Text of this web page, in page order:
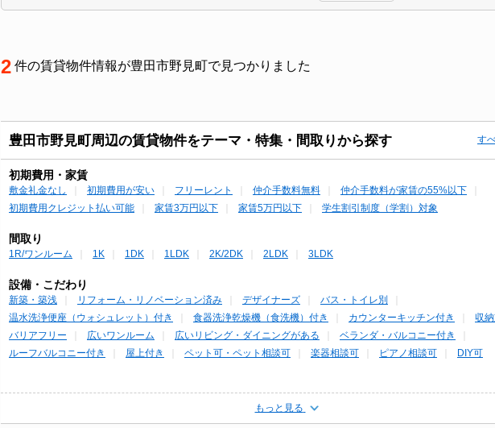
2 件の賃貸物件情報が豊田市野見町で見つかりました
豊田市野見町周辺の賃貸物件をテーマ・特集・間取りから探す す
初期費用・家賃
敷金礼金なし 初期費用が安い フリーレント 仲介手数料無料
仲介手数料が家賃の55%以下
初期費用クレジット払い可能
家賃3万円以下 家賃5万円以下 学生割引制度（学割）対象
間取り
1R/ワンルーム 1K 1DK 1LDK 2K/2DK 2LDK 3LDK
設備・こだわり
新築・築浅 リフォーム・リノベーション済み デザイナーズ
バス・トイレ別
温水洗浄便座（ウォシュレット）付き
食器洗浄乾燥機（食洗機）付き カウンターキッチン付き
収
バリアフリー
広いワンルーム 広いリビング・ダイニングがある
ベランダ・バルコニー付き
ルーフバルコニー付き
屋上付き ペット可・ペット相談可 楽器相談可 ピアノ相談可 DIY可
もっと見る